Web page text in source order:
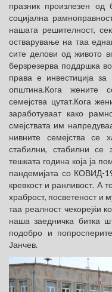
празник произлезен од
социјална
нашата решителност,
остварување на таа
сите делови од живото
берзрезерва поддршка
права е инвестиција
општина.Кога жените
семејства цутат.Кога
заработуваат како
смејствата им
нивните семејства се
стабилни, стабилни се
тешката година која ја
пандемијата со КОВИД-
кревкост и ранливост. А
храброст, посветеност и
таа реалност чекорејќи
наша заедничка битка
подобро и
Јанчев.